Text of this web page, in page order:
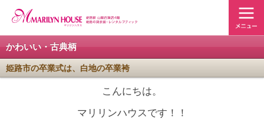
かわいい・古典柄
姫路市の卒業式は、白地の卒業袴
こんにちは。
マリリンハウスです！！